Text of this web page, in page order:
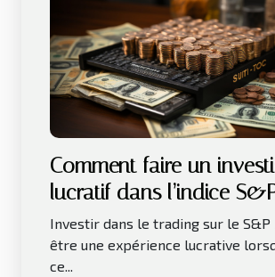
Comment faire un
lucratif dans l’indice
Investir dans le trading sur le S&P
être une expérience lucrative
ce...